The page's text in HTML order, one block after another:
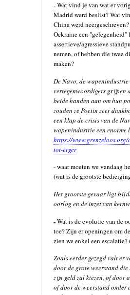
- Wat vind je van wat er
Madrid werd beslist? Wat
China werd
Oekraine een "gelegenheid"
assertieve/agressieve
nemen, of hebben die twee
maken?
De Navo, de
vertegenwoordigers grijpen
beide handen aan om hun
zouden ze Poetin zeer
een klap de crisis van de
wapenindustrie een enorme
https://
tot-erger
- waar moeten we vandaag
(wat is de grootste
Het grootste gevaar ligt bij
oorlog en de inzet van
- Wat is de evolutie van de
toe? Zijn er openingen om
zien we enkel een
Zoals eerder gezegd valt er
door de grote weerstand
zijn geld zal kiezen, of door
of door de weerstand onder